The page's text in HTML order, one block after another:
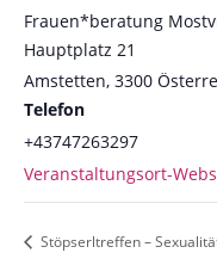
Frauen*beratung
Hauptplatz 21
Amstetten, 3300
Telefon
+43747263297
Veranstaltungsort-
Stöpserltreffen –